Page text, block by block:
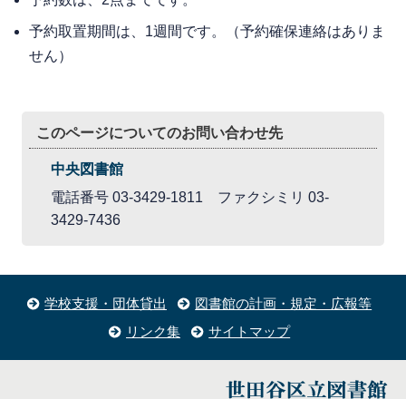
予約取置期間は、1週間です。（予約確保連絡はありま
せん）
このページについてのお問い合わせ先
中央図書館
電話番号 03-3429-1811 ファクシミリ 03-
3429-7436
学校支援・団体貸出
図書館の計画・規定・広報等
リンク集
サイトマップ